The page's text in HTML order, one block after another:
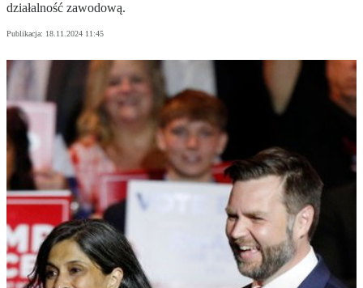
działalność zawodową.
Publikacja: 18.11.2024 11:45